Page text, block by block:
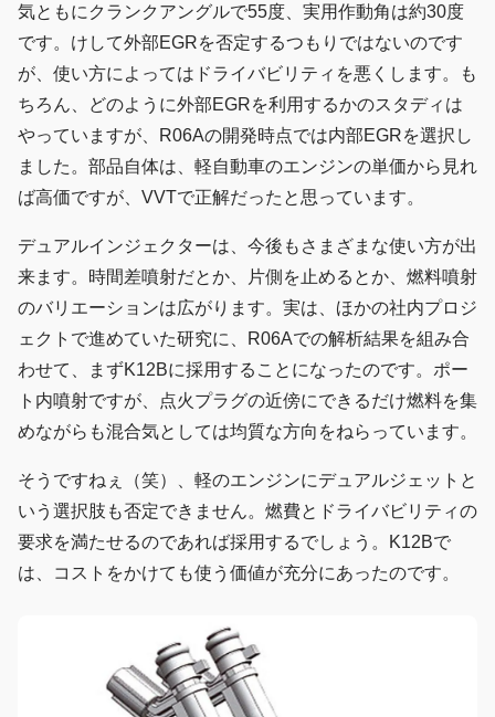
気ともにクランクアングルで55度、実用作動角は約30度
です。けして外部EGRを否定するつもりではないのです
が、使い方によってはドライバビリティを悪くします。も
ちろん、どのように外部EGRを利用するかのスタディは
やっていますが、R06Aの開発時点では内部EGRを選択し
ました。部品自体は、軽自動車のエンジンの単価から見れ
ば高価ですが、VVTで正解だったと思っています。
デュアルインジェクターは、今後もさまざまな使い方が出
来ます。時間差噴射だとか、片側を止めるとか、燃料噴射
のバリエーションは広がります。実は、ほかの社内プロジ
ェクトで進めていた研究に、R06Aでの解析結果を組み合
わせて、まずK12Bに採用することになったのです。ポー
ト内噴射ですが、点火プラグの近傍にできるだけ燃料を集
めながらも混合気としては均質な方向をねらっています。
そうですねぇ（笑）、軽のエンジンにデュアルジェットと
いう選択肢も否定できません。燃費とドライバビリティの
要求を満たせるのであれば採用するでしょう。K12Bで
は、コストをかけても使う価値が充分にあったのです。